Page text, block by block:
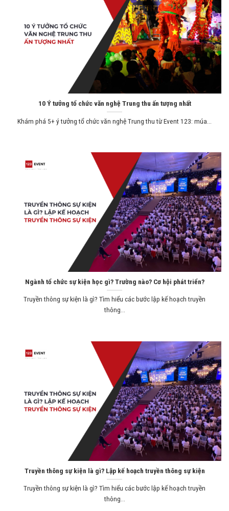
10 Ý tưởng tổ chức văn nghệ Trung thu ấn tượng nhất
Khám phá 5+ ý tưởng tổ chức văn nghệ Trung thu từ Event 123: múa...
Ngành tổ chức sự kiện học gì? Trường nào? Cơ hội phát triển?
Truyền thông sự kiện là gì? Tìm hiểu các bước lập kế hoạch truyền
thông...
Truyền thông sự kiện là gì? Lập kế hoạch truyền thông sự kiện
Truyền thông sự kiện là gì? Tìm hiểu các bước lập kế hoạch truyền
thông...